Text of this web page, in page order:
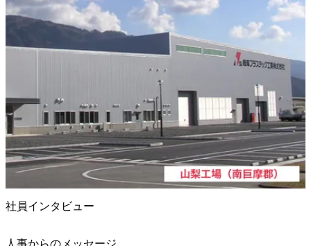
社員インタビュー
人事からのメッセージ